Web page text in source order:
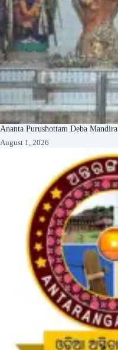
Ananta Purushottam Deba Mandira
August 1, 2026